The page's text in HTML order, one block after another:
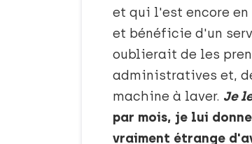
et qui l'est encore
et bénéficie d'un
oublierait de les
administratives et,
machine à laver. Je
par mois, je lui
vraiment étrange